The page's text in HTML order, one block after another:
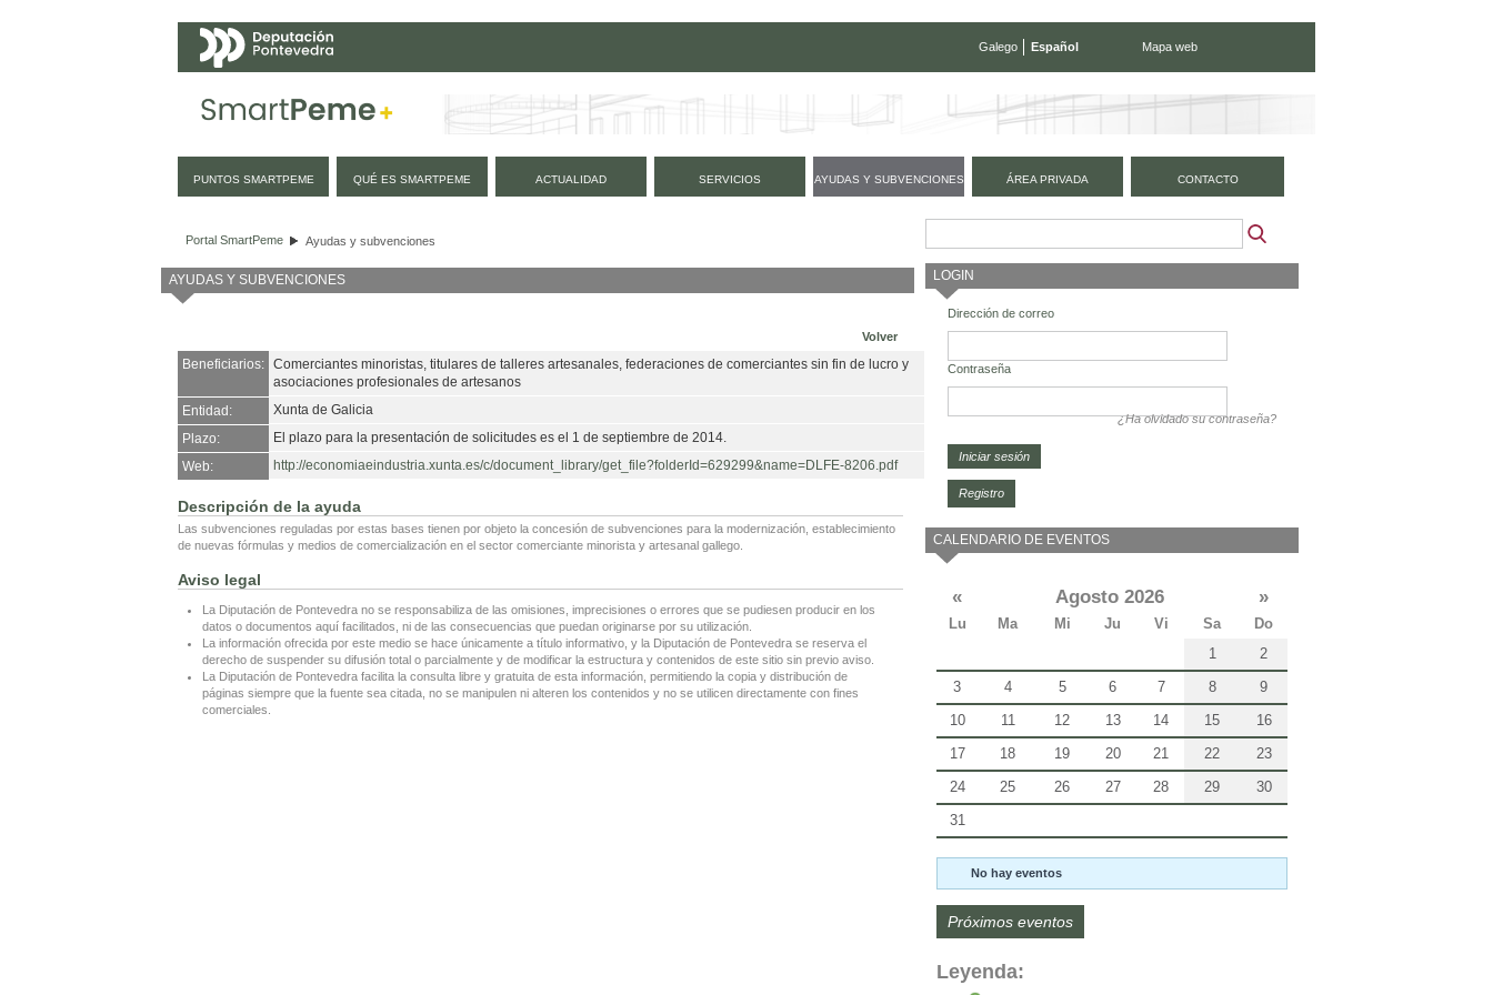
Galego Español Mapa web
PUNTOS SMARTPEME QUÉ ES SMARTPEME ACTUALIDAD SERVICIOS AYUDAS Y SUBVENCIONES ÁREA PRIVADA CONTACTO
Portal SmartPeme Ayudas y subvenciones
AYUDAS Y SUBVENCIONES
Volver
Beneficiarios: Comerciantes minoristas, titulares de talleres artesanales, federaciones de comerciantes sin fin de lucro y
asociaciones profesionales de artesanos
Entidad:
Xunta de Galicia
Plazo:
El plazo para la presentación de solicitudes es el 1 de septiembre de 2014.
Web:
http://economiaeindustria.xunta.es/c/document_library/get_file?folderId=629299&name=DLFE-8206.pdf
Descripción de la ayuda
Las subvenciones reguladas por estas bases tienen por objeto la concesión de subvenciones para la modernización, establecimiento
de nuevas fórmulas y medios de comercialización en el sector comerciante minorista y artesanal gallego.
Aviso legal
La Diputación de Pontevedra no se responsabiliza de las omisiones, imprecisiones o errores que se pudiesen producir en los
datos o documentos aquí facilitados, ni de las consecuencias que puedan originarse por su utilización.
La información ofrecida por este medio se hace únicamente a título informativo, y la Diputación de Pontevedra se reserva el
derecho de suspender su difusión total o parcialmente y de modificar la estructura y contenidos de este sitio sin previo aviso.
La Diputación de Pontevedra facilita la consulta libre y gratuita de esta información, permitiendo la copia y distribución de
páginas siempre que la fuente sea citada, no se manipulen ni alteren los contenidos y no se utilicen directamente con fines
comerciales.
LOGIN
Dirección de correo
Contraseña
¿Ha olvidado su contraseña?
Registro
CALENDARIO DE EVENTOS
« Agosto 2026 »
Lu Ma Mi Ju Vi Sa
Do
1
2
3
4 5 6 7 8
9
10
11 12 13 14 15
16
17
18 19 20 21 22
23
24
25 26 27 28 29
30
31
No hay eventos
Próximos eventos
Leyenda: